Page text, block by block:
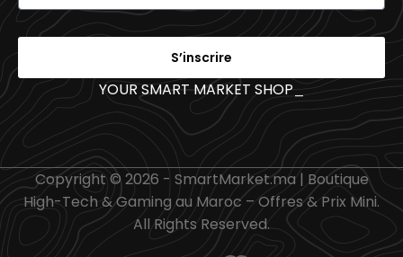
S’inscrire
YOUR SMART MARKET SHOP _
Copyright © 2026 - SmartMarket.ma | Boutique
High-Tech & Gaming au Maroc – Offres & Prix Mini.
All Rights Reserved.